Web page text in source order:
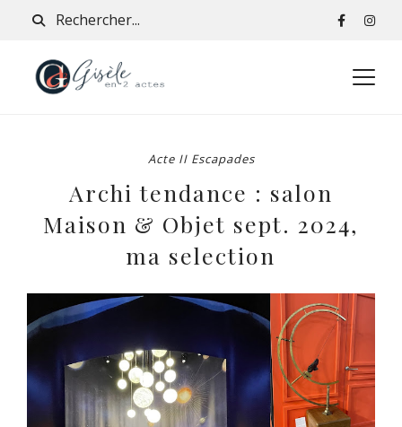
Acte II Escapades
Archi tendance : salon
Maison & Objet sept. 2024,
ma selection